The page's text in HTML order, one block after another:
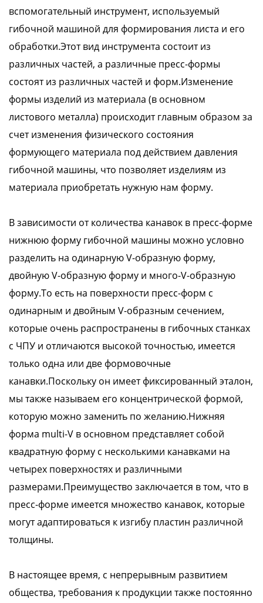
вспомогательный инструмент, используемый
гибочной машиной для формирования листа и его
обработки.Этот вид инструмента состоит из
различных частей, а различные пресс-формы
состоят из различных частей и форм.Изменение
формы изделий из материала (в основном
листового металла) происходит главным образом за
счет изменения физического состояния
формующего материала под действием давления
гибочной машины, что позволяет изделиям из
материала приобретать нужную нам форму.
В зависимости от количества канавок в пресс-форме
нижнюю форму гибочной машины можно условно
разделить на одинарную V-образную форму,
двойную V-образную форму и много-V-образную
форму.То есть на поверхности пресс-форм с
одинарным и двойным V-образным сечением,
которые очень распространены в гибочных станках
с ЧПУ и отличаются высокой точностью, имеется
только одна или две формовочные
канавки.Поскольку он имеет фиксированный эталон,
мы также называем его концентрической формой,
которую можно заменить по желанию.Нижняя
форма multi-V в основном представляет собой
квадратную форму с несколькими канавками на
четырех поверхностях и различными
размерами.Преимущество заключается в том, что в
пресс-форме имеется множество канавок, которые
могут адаптироваться к изгибу пластин различной
толщины.
В настоящее время, с непрерывным развитием
общества, требования к продукции также постоянно